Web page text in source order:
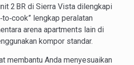
2 BR di Sierra Vista dilengkapi
lengkap peralatan
arena apartments lain di
kompor standar.
membantu Anda menyesuaikan